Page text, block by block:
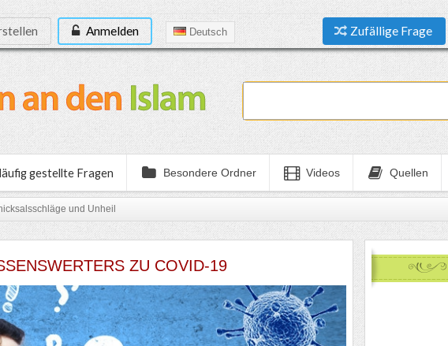
Anmelden Deutsch Zufällige Frage
gestellte Fragen Besondere Ordner Videos Quellen
und Unheil
ZU COVID-19